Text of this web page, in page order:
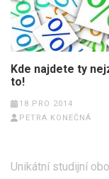
Kde najdete ty
to!
18 PRO 2014
PETRA KONEČNÁ
Navigace
Unikátní studijní